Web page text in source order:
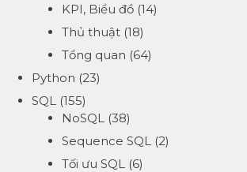
KPI, Biểu đồ(14)
Thủ thuật(18)
Tổng quan (64)
Python (23)
SQL
(155)
NoSQL
(38)
Sequence SQL
(2)
Tối ưu SQL
(6)